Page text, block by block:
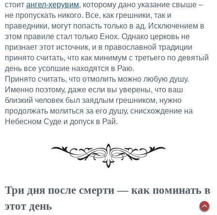
стоит ангел-херувим, которому дано указание свыше –
не пропускать никого. Все, как грешники, так и
праведники, могут попасть только в ад. Исключением в
этом правиле стал только Енох. Однако церковь не
признает этот источник, и в православной традиции
принято считать, что как минимум с третьего по девятый
день все усопшие находятся в Раю.
Принято считать, что отмолить можно любую душу.
Именно поэтому, даже если вы уверены, что ваш
близкий человек был заядлым грешником, нужно
продолжать молиться за его душу, снисхождение на
Небесном Суде и допуск в Рай.
Три дня после смерти — как поминать в
этот день